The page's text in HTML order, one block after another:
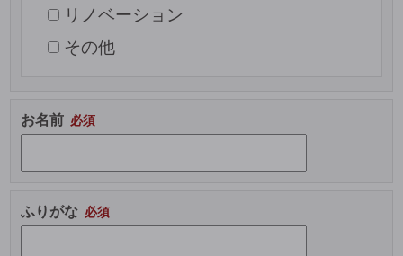
リノベーション
その他
お名前
ふりがな